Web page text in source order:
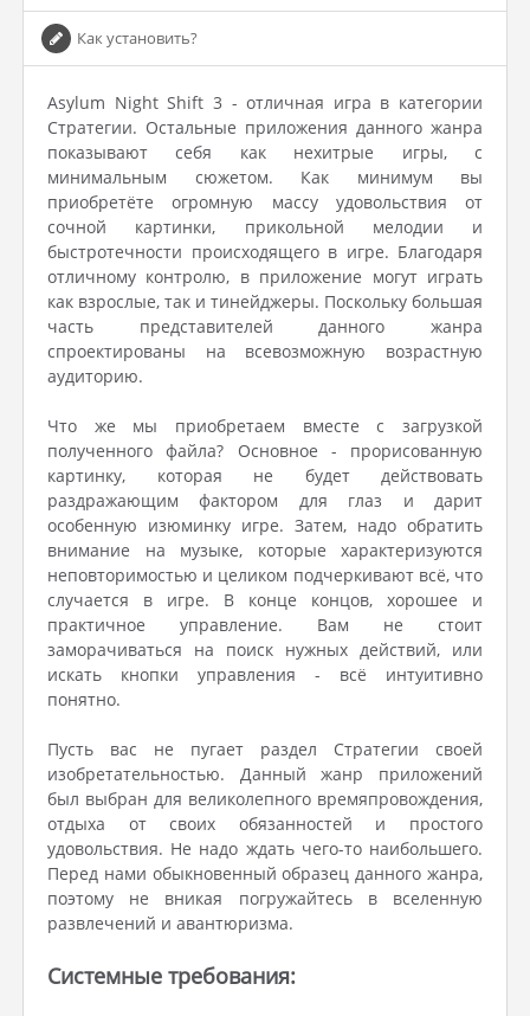
Как установить?
Asylum Night Shift 3 - отличная игра в категории
Стратегии. Остальные приложения данного жанра
показывают себя как нехитрые игры, с
минимальным сюжетом. Как минимум вы
приобретёте огромную массу удовольствия от
сочной картинки, прикольной мелодии и
быстротечности происходящего в игре. Благодаря
отличному контролю, в приложение могут играть
как взрослые, так и тинейджеры. Поскольку большая
часть представителей данного жанра
спроектированы на всевозможную возрастную
аудиторию.
Что же мы приобретаем вместе с загрузкой
полученного файла? Основное - прорисованную
картинку, которая не будет действовать
раздражающим фактором для глаз и дарит
особенную изюминку игре. Затем, надо обратить
внимание на музыке, которые характеризуются
неповторимостью и целиком подчеркивают всё, что
случается в игре. В конце концов, хорошее и
практичное управление. Вам не стоит
заморачиваться на поиск нужных действий, или
искать кнопки управления - всё интуитивно
понятно.
Пусть вас не пугает раздел Стратегии своей
изобретательностью. Данный жанр приложений
был выбран для великолепного времяпровождения,
отдыха от своих обязанностей и простого
удовольствия. Не надо ждать чего-то наибольшего.
Перед нами обыкновенный образец данного жанра,
поэтому не вникая погружайтесь в вселенную
развлечений и авантюризма.
Системные требования: